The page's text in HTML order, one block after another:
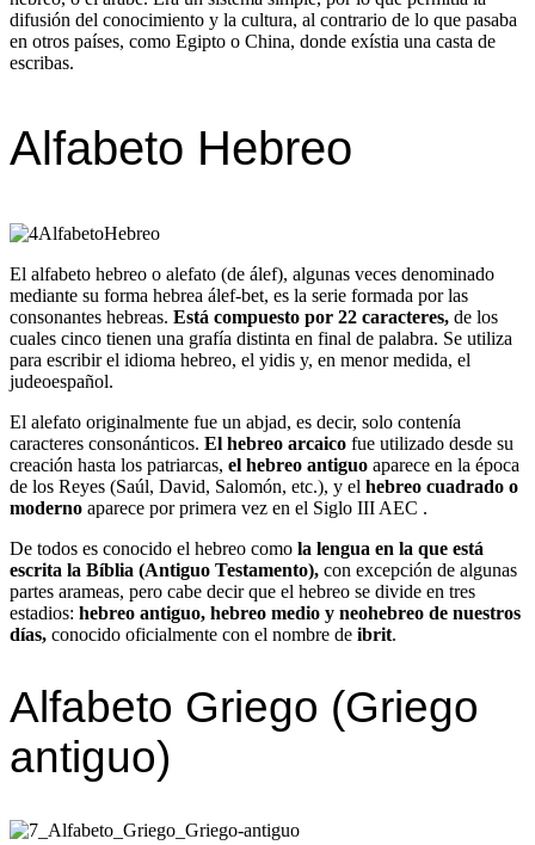
difusión del conocimiento y la cultura, al contrario de lo que pasaba
en otros países, como Egipto o China, donde exístia una casta de
escribas.
Alfabeto Hebreo
El alfabeto hebreo o alefato (de álef), algunas veces denominado
mediante su forma hebrea álef-bet, es la serie formada por las
consonantes hebreas. Está compuesto por 22 caracteres, de los
cuales cinco tienen una grafía distinta en final de palabra. Se utiliza
para escribir el idioma hebreo, el yidis y, en menor medida, el
judeoespañol.
El alefato originalmente fue un abjad, es decir, solo contenía
caracteres consonánticos. El hebreo arcaico fue utilizado desde su
creación hasta los patriarcas, el hebreo antiguo aparece en la época
de los Reyes (Saúl, David, Salomón, etc.), y el hebreo cuadrado o
moderno aparece por primera vez en el Siglo III AEC .
De todos es conocido el hebreo como la lengua en la que está
escrita la Bíblia (Antiguo Testamento), con excepción de algunas
partes arameas, pero cabe decir que el hebreo se divide en tres
estadios: hebreo antiguo, hebreo medio y neohebreo de nuestros
días, conocido oficialmente con el nombre de ibrit.
Alfabeto Griego (Griego
antiguo)